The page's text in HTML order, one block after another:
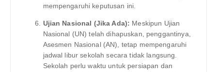
mempengaruhi keputusan ini.
Ujian Nasional (Jika Ada): Meskipun Ujian
Nasional (UN) telah dihapuskan, penggantinya,
Asesmen Nasional (AN), tetap mempengaruhi
jadwal libur sekolah secara tidak langsung.
Sekolah perlu waktu untuk persiapan dan